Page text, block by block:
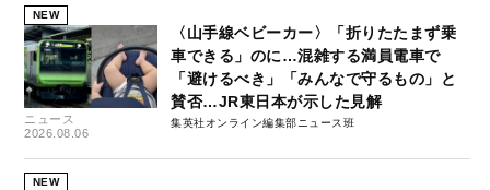
NEW
ニュース
2026.08.06
〈山手線ベビーカー〉「折りたたまず乗
車できる」のに…混雑する満員電車で
「避けるべき」「みんなで守るもの」と
賛否…JR東日本が示した見解
集英社オンライン編集部ニュース班
NEW